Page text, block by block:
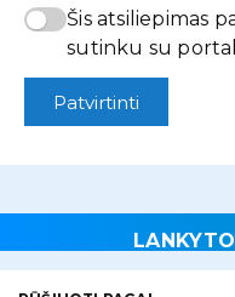
Šis atsiliepimas
sutinku su
Patvirtinti